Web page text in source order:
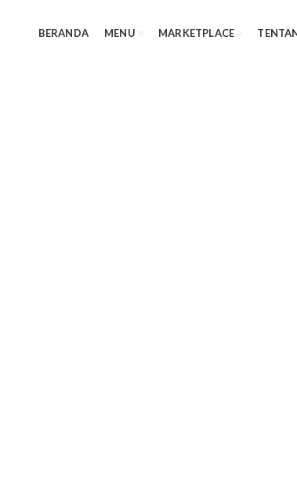
BERANDA MENU MARKETPLACE